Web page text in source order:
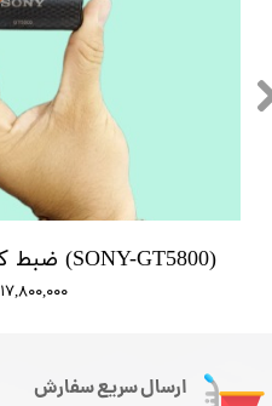
۱۷,۸۰۰,۰۰۰ تومان
ارسال سریع سفارش